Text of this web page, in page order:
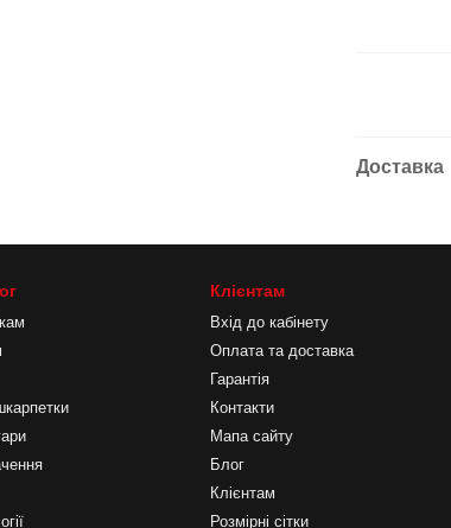
Доставка
Клієнтам
Вхід до кабінету
Оплата та доставка
Гарантія
Контакти
Мапа сайту
Блог
Клієнтам
Розмірні сітки